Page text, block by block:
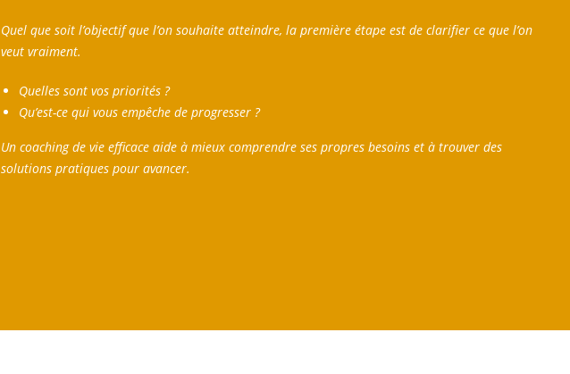
Quel que soit l’objectif que l’on souhaite atteindre, la première étape est de clarifier ce que l’on
veut vraiment.
Quelles sont vos priorités ?
Qu’est-ce qui vous empêche de progresser ?
Un coaching de vie efficace aide à mieux comprendre ses propres besoins et à trouver des
solutions pratiques pour avancer.